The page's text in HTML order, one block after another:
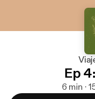
Ep
6 min ·